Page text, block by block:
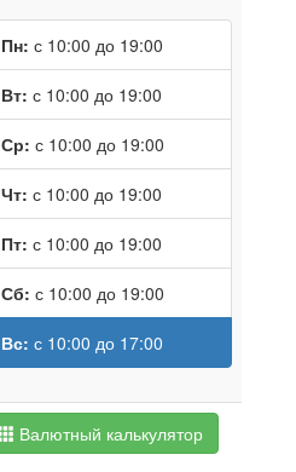
Пн: с 10:00 до 19:00
Вт: с 10:00 до 19:00
Ср: с 10:00 до 19:00
Чт: с 10:00 до 19:00
Пт: с 10:00 до 19:00
Сб: с 10:00 до 19:00
Вс: с 10:00 до 17:00
Валютный калькулятор